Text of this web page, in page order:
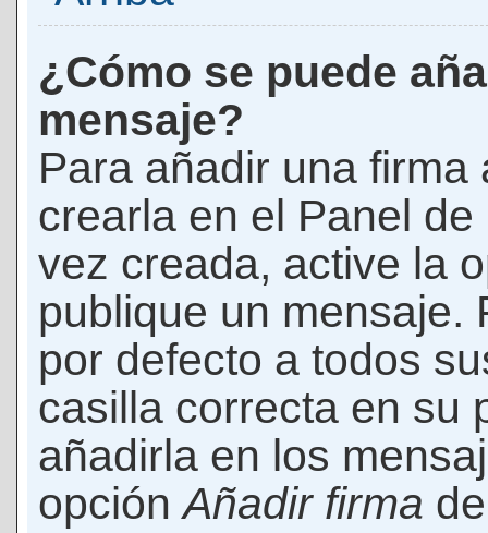
¿Cómo se puede
mensaje?
Para añadir una
crearla en el Panel
vez creada, active la
publique un mensaje.
por defecto a todos
casilla correcta en su
añadirla en los
opciónAñadir firma